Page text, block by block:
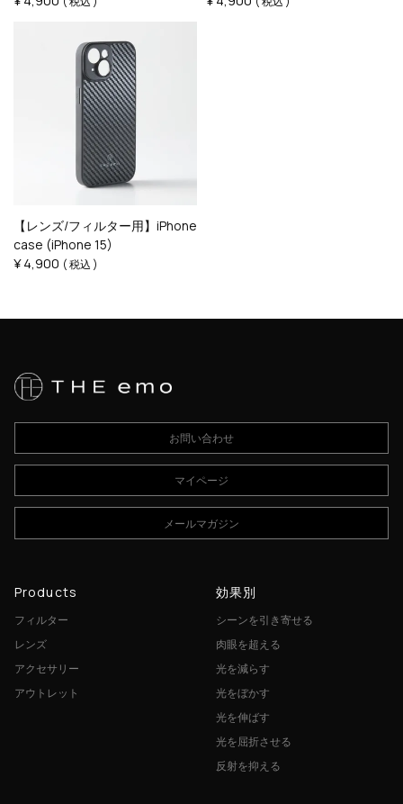
【レンズ/フィルター用】iPhone
case (iPhone 15)
¥4,900 税込
お問い合わせ
マイページ
メールマガジン
Products
フィルター
レンズ
アクセサリー
アウトレット
効果別
シーンを引き寄せる
肉眼を超える
光を減らす
光をぼかす
光を伸ばす
光を屈折させる
反射を抑える